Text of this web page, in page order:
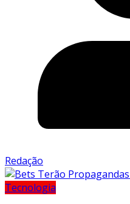
Redação
Tecnologia